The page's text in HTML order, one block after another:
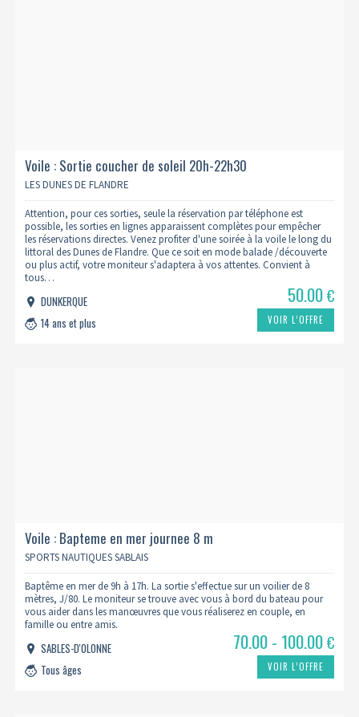
Voile : Sortie coucher de soleil 20h-22h30
LES DUNES DE FLANDRE
Attention, pour ces sorties, seule la réservation par téléphone est
possible, les sorties en lignes apparaissent complètes pour empêcher
les réservations directes. Venez profiter d'une soirée à la voile le long du
littoral des Dunes de Flandre. Que ce soit en mode balade /découverte
ou plus actif, votre moniteur s'adaptera à vos attentes. Convient à
tous…
DUNKERQUE
14 ans et plus
50.00€
VOIR L’OFFRE
Voile : Bapteme en mer journee 8 m
SPORTS NAUTIQUES SABLAIS
Baptême en mer de 9h à 17h. La sortie s'effectue sur un voilier de 8
mètres, J/80. Le moniteur se trouve avec vous à bord du bateau pour
vous aider dans les manœuvres que vous réaliserez en couple, en
famille ou entre amis.
SABLES-D'OLONNE
Tous âges
70.00 - 100.00€
VOIR L’OFFRE